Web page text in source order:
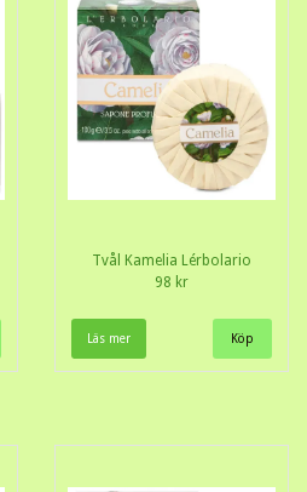
Tvål Kamelia Lérbolario
98 kr
Läs mer